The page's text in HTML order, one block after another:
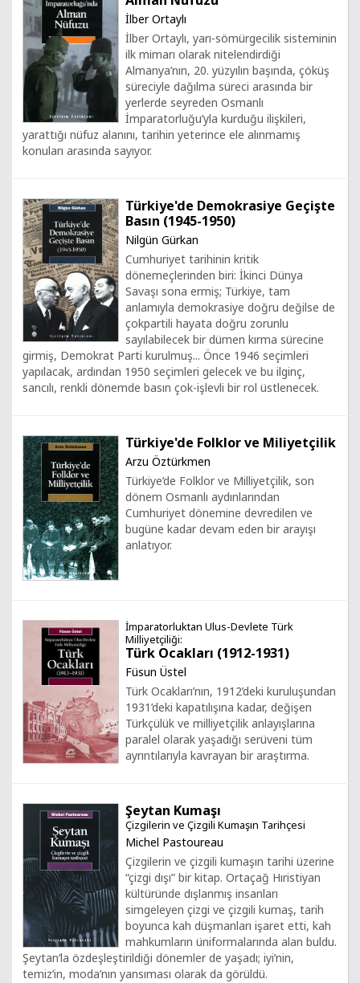
İlber Ortaylı
İlber Ortaylı, yarı-sömürgecilik sisteminin
ilk mimarı olarak nitelendirdiği
Almanya’nın, 20. yüzyılın başında, çöküş
süreciyle dağılma süreci arasında bir
yerlerde seyreden Osmanlı
İmparatorluğu’yla kurduğu ilişkileri,
yarattığı nüfuz alanını, tarihin yeterince ele alınmamış
konuları arasında sayıyor.
Türkiye'de Demokrasiye Geçişte
Basın (1945-1950)
Nilgün Gürkan
Cumhuriyet tarihinin kritik
dönemeçlerinden biri: İkinci Dünya
Savaşı sona ermiş; Türkiye, tam
anlamıyla demokrasiye doğru değilse de
çokpartili hayata doğru zorunlu
sayılabilecek bir dümen kırma sürecine
girmiş, Demokrat Parti kurulmuş... Önce 1946 seçimleri
yapılacak, ardından 1950 seçimleri gelecek ve bu ilginç,
sancılı, renkli dönemde basın çok-işlevli bir rol üstlenecek.
Türkiye'de Folklor ve Miliyetçilik
Arzu Öztürkmen
Türkiye’de Folklor ve Milliyetçilik, son
dönem Osmanlı aydınlarından
Cumhuriyet dönemine devredilen ve
bugüne kadar devam eden bir arayışı
anlatıyor.
İmparatorluktan Ulus-Devlete Türk
Milliyetçiliği:
Türk Ocakları (1912-1931)
Füsun Üstel
Türk Ocakları’nın, 1912’deki kuruluşundan
1931’deki kapatılışına kadar, değişen
Türkçülük ve milliyetçilik anlayışlarına
paralel olarak yaşadığı serüveni tüm
ayrıntılarıyla kavrayan bir araştırma.
Şeytan Kumaşı
Çizgilerin ve Çizgili Kumaşın Tarihçesi
Michel Pastoureau
Çizgilerin ve çizgili kumaşın tarihi üzerine
“çizgi dışı” bir kitap. Ortaçağ Hıristiyan
kültüründe dışlanmış insanları
simgeleyen çizgi ve çizgili kumaş, tarih
boyunca kah düşmanları işaret etti, kah
mahkumların üniformalarında alan buldu.
Şeytan’la özdeşleştirildiği dönemler de yaşadı; iyi’nin,
temiz’in, moda’nın yansıması olarak da görüldü.